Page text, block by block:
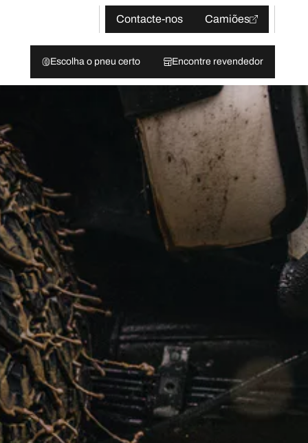
Contacte-nos Camiões
Escolha o pneu certo Encontre revendedor